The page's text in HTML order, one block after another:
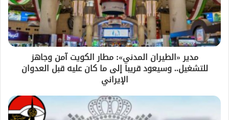
مدير «الطيران المدني»: مطار الكويت آمن وجاهز
للتشغيل.. وسيعود قريبا إلى ما كان عليه قبل العدوان
الإيراني